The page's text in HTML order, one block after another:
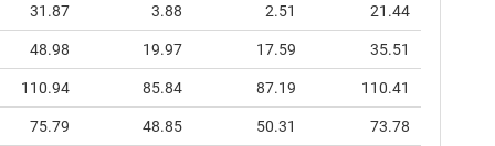
31.87 3.88 2.51 21.44
48.98 19.97 17.59 35.51
110.94 85.84 87.19 110.41
75.79 48.85 50.31 73.78